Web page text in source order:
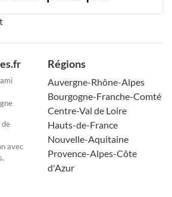
avec
Régions
Auvergne-Rhône-Alpes
Bourgogne-Franche-Comté
Centre-Val de Loire
Hauts-de-France
Nouvelle-Aquitaine
Provence-Alpes-Côte
d'Azur